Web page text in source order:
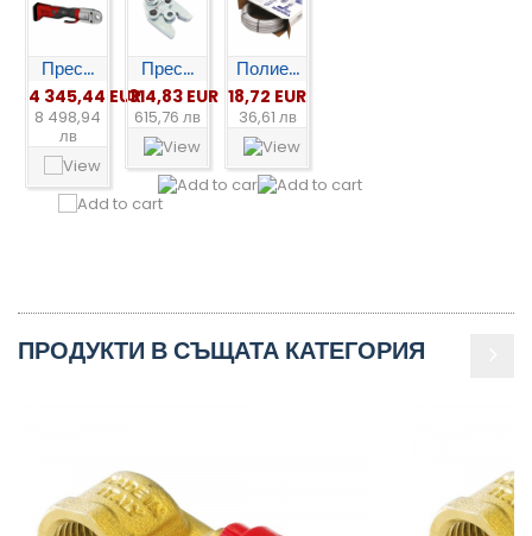
Прес...
4 345,44 EUR
8 498,94
лв
Прес...
314,83 EUR
615,76 лв
Полие...
18,72 EUR
36,61 лв
ПРОДУКТИ В СЪЩАТА КАТЕГОРИЯ